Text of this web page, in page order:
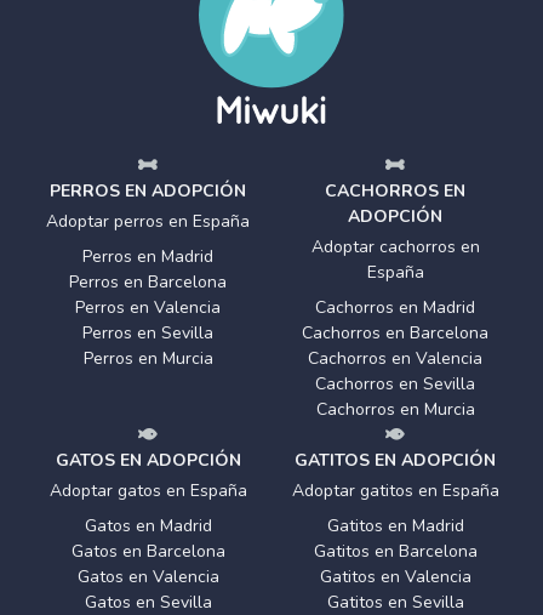
PERROS EN ADOPCIÓN
Adoptar perros en España
Perros en Madrid
Perros en Barcelona
Perros en Valencia
Perros en Sevilla
Perros en Murcia
CACHORROS EN
ADOPCIÓN
Adoptar cachorros en
España
Cachorros en Madrid
Cachorros en Barcelona
Cachorros en Valencia
Cachorros en Sevilla
Cachorros en Murcia
GATOS EN ADOPCIÓN
Adoptar gatos en España
Gatos en Madrid
Gatos en Barcelona
Gatos en Valencia
Gatos en Sevilla
GATITOS EN ADOPCIÓN
Adoptar gatitos en España
Gatitos en Madrid
Gatitos en Barcelona
Gatitos en Valencia
Gatitos en Sevilla